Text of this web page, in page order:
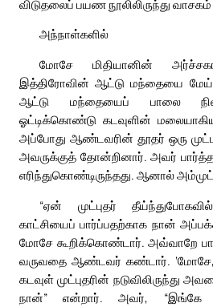
விடுதலைப் பயண நூலிலிருந்து வாசகம்
அந்நாள்களில்
மோசே மிதியானின்
இத்திரோவின் ஆட்டு மந்தையை
ஆட்டு மந்தையைப் பாலை
ஓட்டிக்கொண்டு கடவுளின்
அப்போது ஆண்டவரின் தூதர் ஒரு
அவருக்குத் தோன்றினார். அவர்
எரிந்துகொண்டிருந்தது. ஆனால்
“ஏன் முட்புதர்
காட்சியைப் பார்ப்பதற்காக நான்
மோசே கூறிக்கொண்டார். அவ்வாறே
வருவதை ஆண்டவர் கண்டார்.
கடவுள் முட்புதரின்
நான்” என்றார். அவர், “இங்கே